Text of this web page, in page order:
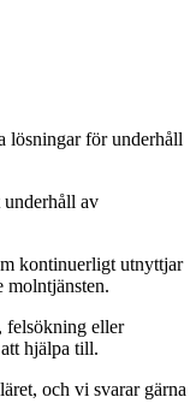
lösningar för underhåll
underhåll av
kontinuerligt utnyttjar
molntjänsten.
felsökning eller
hjälpa till.
och vi svarar gärna